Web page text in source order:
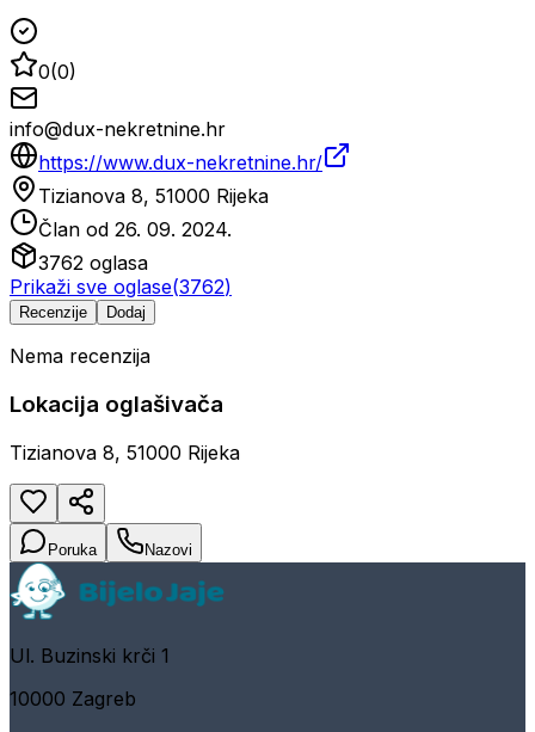
0(0)
info@dux-nekretnine.hr
https://www.dux-nekretnine.hr/
Tizianova 8, 51000 Rijeka
Član od 26. 09. 2024.
3762 oglasa
Prikaži sve oglase(3762)
Recenzije Dodaj
Nema recenzija
Lokacija oglašivača
Tizianova 8, 51000 Rijeka
Poruka Nazovi
Ul. Buzinski krči 1
10000 Zagreb